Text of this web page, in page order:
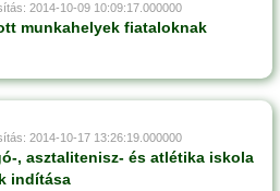
2014-10-09 10:09:17.000000
munkahelyek fiataloknak
2014-10-17 13:26:19.000000
, asztalitenisz- és atlétika iskola
indítása